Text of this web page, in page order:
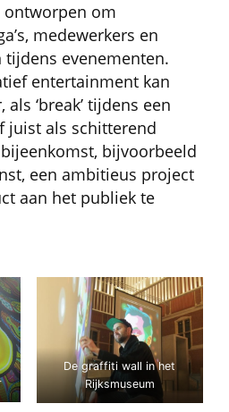
ontworpen om
medewerkers en
tijdens evenementen.
entertainment kan
‘break’ tijdens een
juist als schitterend
bijvoorbeeld
een ambitieus project
aan het publiek te
De graffiti wall in het
Rijksmuseum